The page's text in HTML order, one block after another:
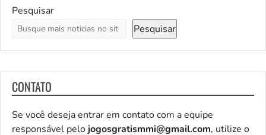
Pesquisar
Pesquisar
CONTATO
Se você deseja entrar em contato com a equipe
responsável pelojogosgratismmi@gmail.com, utilize o